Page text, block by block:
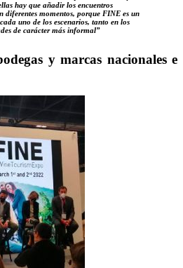
hay que añadir los encuentros
diferentes momentos, porque FINE es un
uno de los escenarios, tanto en los
de carácter más informal”
y marcas nacionales e